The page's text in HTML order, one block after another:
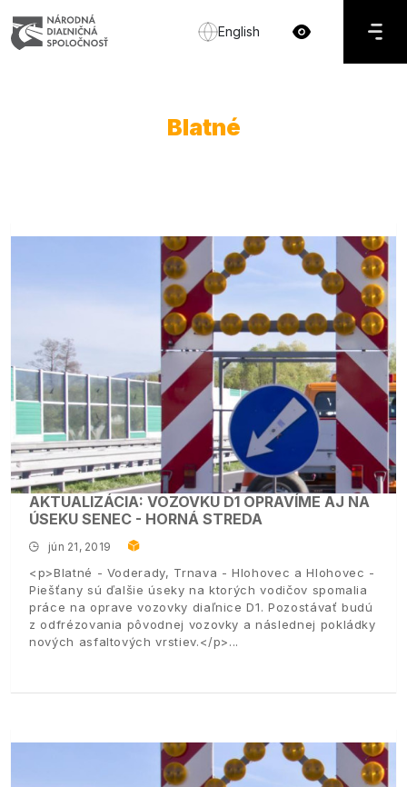
English
Blatné
AKTUALIZÁCIA: VOZOVKU D1 OPRAVÍME AJ NA
ÚSEKU SENEC - HORNÁ STREDA
jún 21, 2019
<p>Blatné - Voderady, Trnava - Hlohovec a Hlohovec -
Piešťany sú ďalšie úseky na ktorých vodičov spomalia
práce na oprave vozovky diaľnice D1. Pozostávať budú
z odfrézovania pôvodnej vozovky a následnej pokládky
nových asfaltových vrstiev.</p>